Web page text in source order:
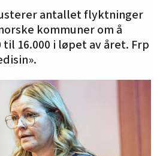
antallet flyktninger
kommuner om å
16.000 i løpet av året. Frp